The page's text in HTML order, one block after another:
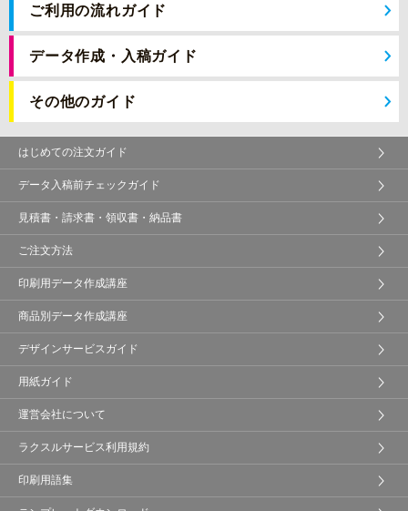
ご利用の流れガイド
データ作成・入稿ガイド
その他のガイド
はじめての注文ガイド
データ入稿前チェックガイド
見積書・請求書・領収書・納品書
ご注文方法
印刷用データ作成講座
商品別データ作成講座
デザインサービスガイド
用紙ガイド
運営会社について
ラクスルサービス利用規約
印刷用語集